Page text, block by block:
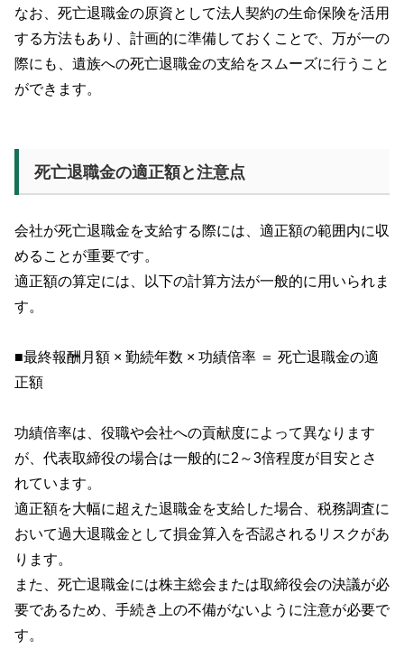
なお、死亡退職金の原資として法人契約の生命保険を活用
する方法もあり、計画的に準備しておくことで、万が一の
際にも、遺族への死亡退職金の支給をスムーズに行うこと
ができます。
死亡退職金の適正額と注意点
会社が死亡退職金を支給する際には、適正額の範囲内に収
めることが重要です。
適正額の算定には、以下の計算方法が一般的に用いられま
す。
■最終報酬月額 × 勤続年数 × 功績倍率 ＝ 死亡退職金の適
正額
功績倍率は、役職や会社への貢献度によって異なります
が、代表取締役の場合は一般的に2～3倍程度が目安とさ
れています。
適正額を大幅に超えた退職金を支給した場合、税務調査に
おいて過大退職金として損金算入を否認されるリスクがあ
ります。
また、死亡退職金には株主総会または取締役会の決議が必
要であるため、手続き上の不備がないように注意が必要で
す。